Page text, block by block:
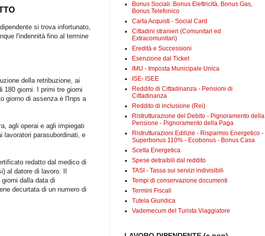
si trova infortunato,
l'indennità fino al termine
della retribuzione, ai
180 giorni. I primi tre giorni
giorno di assenza è l'Inps a
agli operai e agli impiegati
lavoratori parasubordinati, e
redatto dal medico di
al datore di lavoro. Il
dalla data di
decurtata di un numero di
Bonus Sociali: Bonus Elettricità, Bonus Gas,
Bonus Telefonico
Carta Acquisti - Social Card
Cittadini stranieri (Comunitari ed
Extracomunitari)
Eredità e Successioni
Esenzione dal Ticket
IMU - Imposta Municipale Unica
ISE- ISEE
Reddito di Cittadinanza - Pensioni di
Cittadinanza
Reddito di inclusione (Rei)
Ristrutturazione del Debito - Pignoramento della
Pensione - Pignoramento della Paga
Ristrutturazioni Edilizie - Risparmio Energetico -
Superbonus 110% - Ecobonus - Bonus Casa
Scelta Energetica
Spese detraibili dal reddito
TASI - Tassa sui servizi indivisibili
Tempi di conservazione documenti
Termini Fiscali
Tutela Giuridica
Vademecum del Turista Viaggiatore